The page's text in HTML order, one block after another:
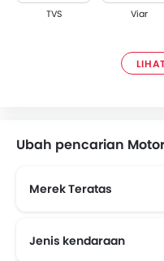
TVS Viar
Ubah pencarian
Merek Teratas
Jenis kendaraan